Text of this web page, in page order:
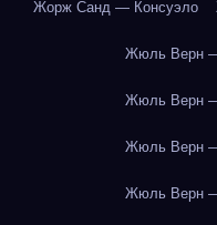
Жорж Санд — Консуэло
Жюль Верн —
Жюль Верн —
Жюль Верн —
Жюль Верн —